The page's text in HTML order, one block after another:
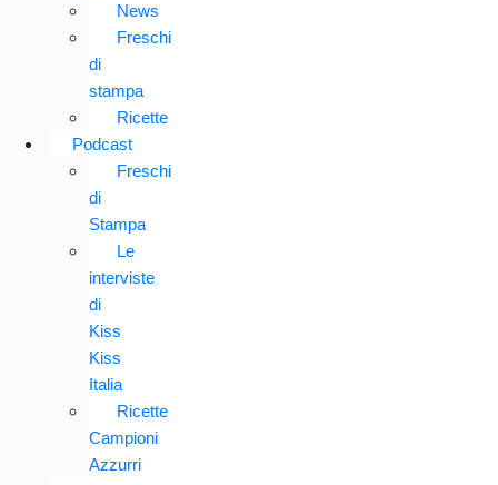
News
Freschi
di
stampa
Ricette
Podcast
Freschi
di
Stampa
Le
interviste
di
Kiss
Kiss
Italia
Ricette
Campioni
Azzurri